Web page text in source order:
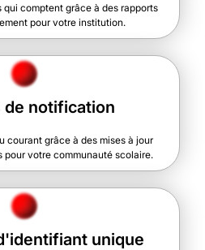
comptent grâce à des rapports
pour votre institution.
de notification
courant grâce à des mises à jour
votre communauté scolaire.
unique